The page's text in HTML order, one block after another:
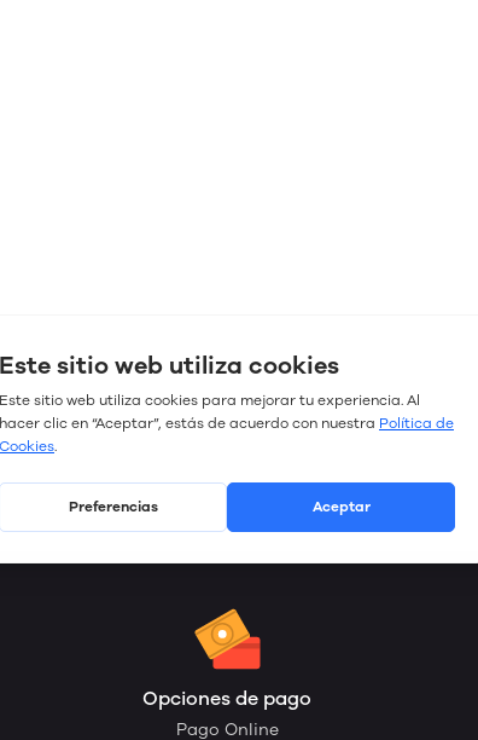
Opciones de pago
Pago Online